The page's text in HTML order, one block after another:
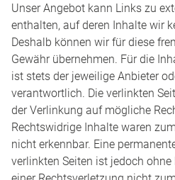
Unser Angebot kann Links zu
enthalten, auf deren Inhalte wir
Deshalb können wir für diese
Gewähr übernehmen. Für die
ist stets der jeweilige Anbieter
verantwortlich. Die verlinkten
der Verlinkung auf mögliche
Rechtswidrige Inhalte waren
nicht erkennbar. Eine
verlinkten Seiten ist jedoch